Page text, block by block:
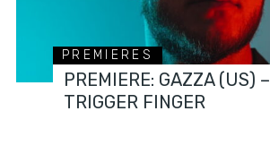
PREMIERES
PREMIERE: GAZZA (US) –
TRIGGER FINGER